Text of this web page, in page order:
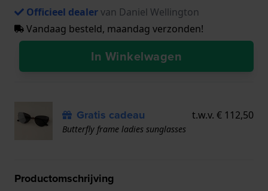
Officieel dealervan Daniel Wellington
Vandaag besteld, maandag verzonden!
In Winkelwagen
Gratis cadeau t.w.v. € 112,50
Butterfly frame ladies sunglasses
Productomschrijving